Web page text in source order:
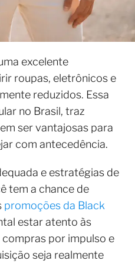
excelente
roupas, eletrônicos e
reduzidos. Essa
no Brasil, traz
ser vantajosas para
com antecedência.
e estratégias de
tem a chance de
promoções da Black
estar atento às
por impulso e
seja realmente